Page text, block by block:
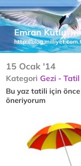
Emran Kutlu
http://
15 Ocak '14
Kategori Gezi - Tatil
Bu yaz tatili için önce
öneriyorum